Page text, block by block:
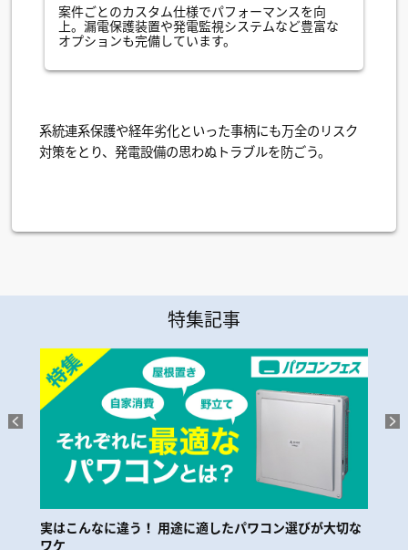
案件ごとのカスタム仕様でパフォーマンスを向
上。漏電保護装置や発電監視システムなど豊富な
オプションも完備しています。
系統連系保護や経年劣化といった事柄にも万全のリスク
対策をとり、発電設備の思わぬトラブルを防ごう。
特集記事
【不具合発生のお詫び】